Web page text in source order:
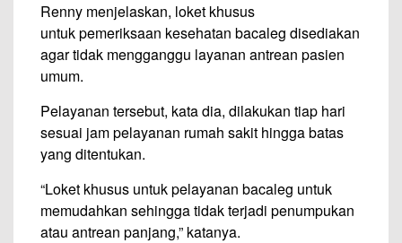
Renny menjelaskan, loket khusus
untuk pemeriksaan kesehatan bacaleg disediakan
agar tidak mengganggu layanan antrean pasien
umum.
Pelayanan tersebut, kata dia, dilakukan tiap hari
sesuai jam pelayanan rumah sakit hingga batas
yang ditentukan.
“Loket khusus untuk pelayanan bacaleg untuk
memudahkan sehingga tidak terjadi penumpukan
atau antrean panjang,” katanya.